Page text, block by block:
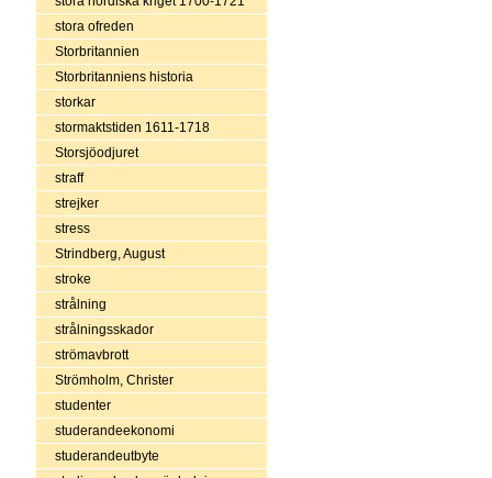
stora ofreden
Storbritannien
Storbritanniens historia
storkar
stormaktstiden 1611-1718
Storsjöodjuret
straff
strejker
stress
Strindberg, August
stroke
strålning
strålningsskador
strömavbrott
Strömholm, Christer
studenter
studerandeekonomi
studerandeutbyte